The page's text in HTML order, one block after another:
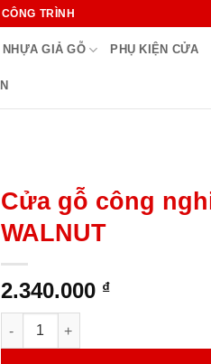
TRÌNH
GIẢ GỖ PHỤ KIỆN CỬA
Cửa gỗ công
WALNUT
2.340.000 ₫
Cửa gỗ công nghiệp HDF veneer